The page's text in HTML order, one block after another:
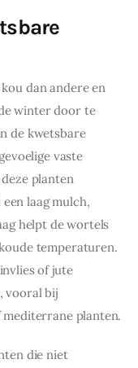
dan andere en
winter door te
de kwetsbare
vaste
planten
laag mulch,
helpt de wortels
temperaturen.
of jute
vooral bij
planten.
die niet